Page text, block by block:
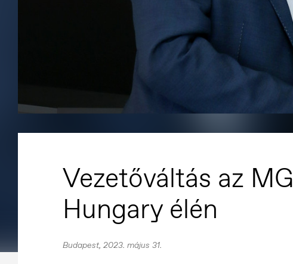
Vezetőváltás az
Hungary élén
Budapest, 2023. május 31.